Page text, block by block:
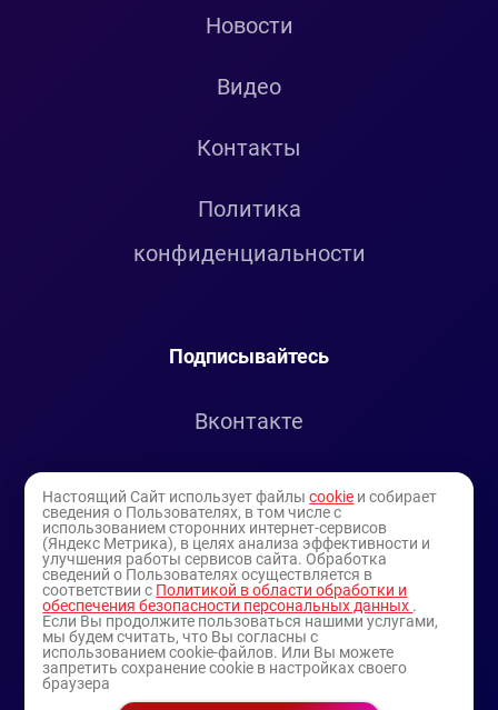
Новости
Видео
Контакты
Политика
конфиденциальности
Подписывайтесь
Вконтакте
Youtube
Настоящий Сайт использует файлыcookie и собирает
сведения о Пользователях, в том числе с
использованием сторонних интернет-сервисов
(Яндекс Метрика), в целях анализа эффективности и
улучшения работы сервисов сайта. Обработка
сведений о Пользователях осуществляется в
соответствии с Политикой в области обработки и
обеспечения безопасности персональных данных .
Если Вы продолжите пользоваться нашими услугами,
мы будем считать, что Вы согласны с
использованием cookie-файлов. Или Вы можете
запретить сохранение cookie в настройках своего
браузера